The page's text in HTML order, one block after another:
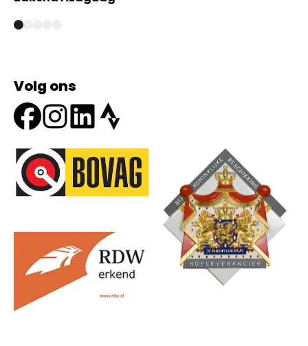
Volg ons
Onze partners